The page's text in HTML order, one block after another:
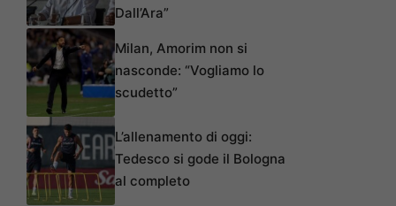
Dall’Ara”
Milan, Amorim non si
nasconde: “Vogliamo lo
scudetto”
L’allenamento di oggi:
Tedesco si gode il Bologna
al completo